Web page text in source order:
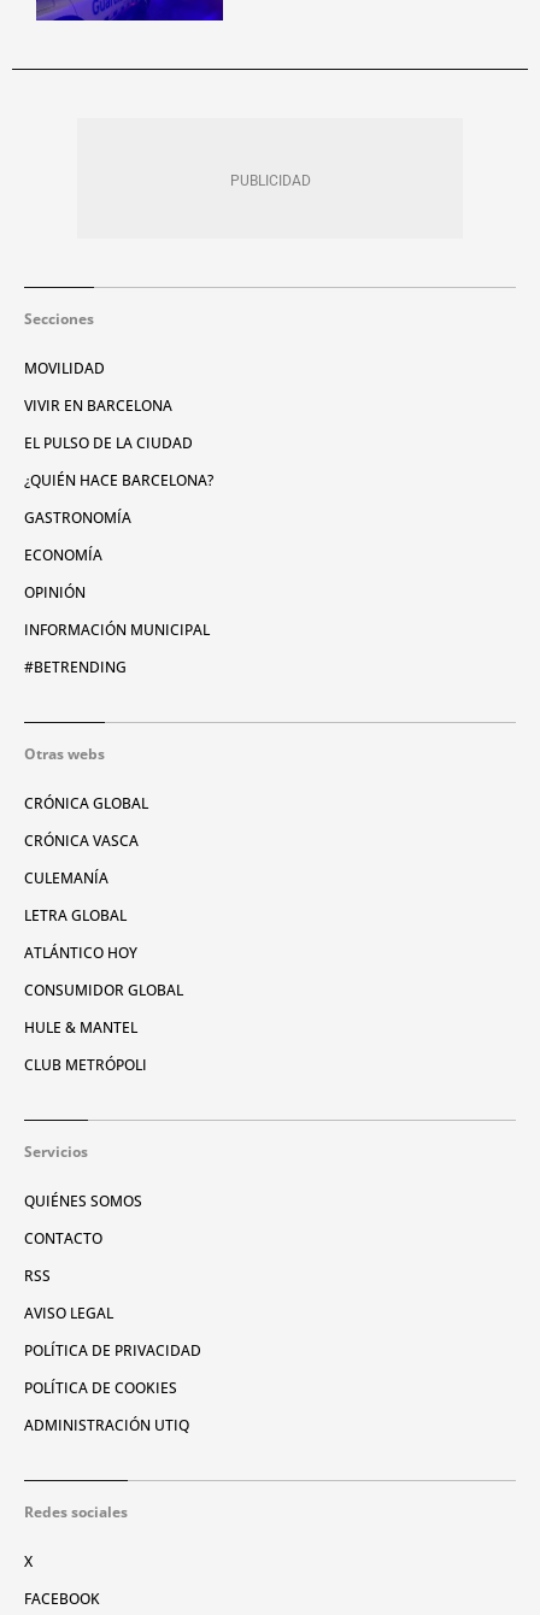
Secciones
MOVILIDAD
VIVIR EN BARCELONA
EL PULSO DE LA CIUDAD
¿QUIÉN HACE BARCELONA?
GASTRONOMÍA
ECONOMÍA
OPINIÓN
INFORMACIÓN MUNICIPAL
#BETRENDING
Otras webs
CRÓNICA GLOBAL
CRÓNICA VASCA
CULEMANÍA
LETRA GLOBAL
ATLÁNTICO HOY
CONSUMIDOR GLOBAL
HULE & MANTEL
CLUB METRÓPOLI
Servicios
QUIÉNES SOMOS
CONTACTO
RSS
AVISO LEGAL
POLÍTICA DE PRIVACIDAD
POLÍTICA DE COOKIES
ADMINISTRACIÓN UTIQ
Redes sociales
X
FACEBOOK